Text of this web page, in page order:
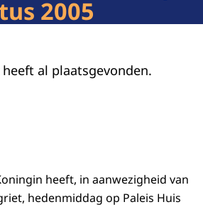
2005
al plaatsgevonden.
heeft, in aanwezigheid van
hedenmiddag op Paleis Huis